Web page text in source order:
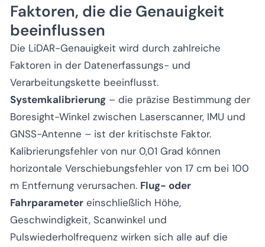
Faktoren, die die Genauigkeit
beeinflussen
Die LiDAR-Genauigkeit wird durch zahlreiche
Faktoren in der Datenerfassungs- und
Verarbeitungskette beeinflusst.
Systemkalibrierung – die präzise Bestimmung der
Boresight-Winkel zwischen Laserscanner, IMU und
GNSS-Antenne – ist der kritischste Faktor.
Kalibrierungsfehler von nur 0,01 Grad können
horizontale Verschiebungsfehler von 17 cm bei 100
m Entfernung verursachen. Flug- oder
Fahrparameter einschließlich Höhe,
Geschwindigkeit, Scanwinkel und
Pulswiederholfrequenz wirken sich alle auf die